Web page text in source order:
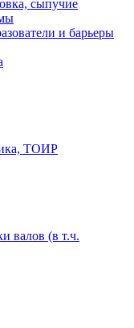
сыпучие
и барьеры
ТОИР
валов (в т.ч.